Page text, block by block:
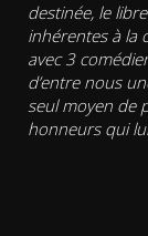
destinée, le
inhérentes à la
avec 3
d’entre nous
seul moyen de
honneurs qui